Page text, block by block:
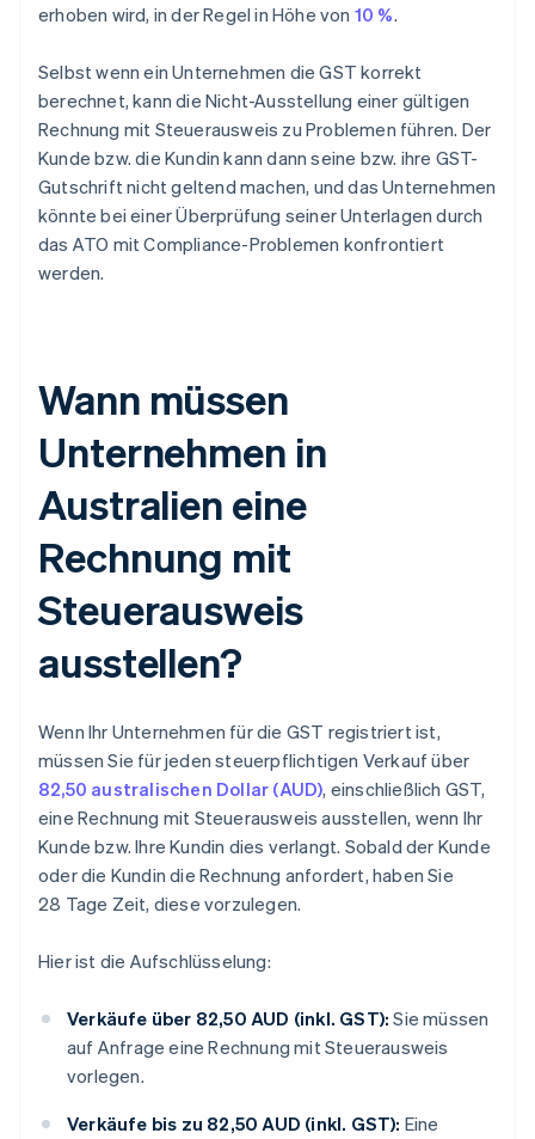
erhoben wird, in der Regel in Höhe von 10 %.
Selbst wenn ein Unternehmen die GST korrekt
berechnet, kann die Nicht-Ausstellung einer gültigen
Rechnung mit Steuerausweis zu Problemen führen. Der
Kunde bzw. die Kundin kann dann seine bzw. ihre GST-
Gutschrift nicht geltend machen, und das Unternehmen
könnte bei einer Überprüfung seiner Unterlagen durch
das ATO mit Compliance-Problemen konfrontiert
werden.
Wann müssen
Unternehmen in
Australien eine
Rechnung mit
Steuerausweis
ausstellen?
Wenn Ihr Unternehmen für die GST registriert ist,
müssen Sie für jeden steuerpflichtigen Verkauf über
82,50 australischen Dollar (AUD), einschließlich GST,
eine Rechnung mit Steuerausweis ausstellen, wenn Ihr
Kunde bzw. Ihre Kundin dies verlangt. Sobald der Kunde
oder die Kundin die Rechnung anfordert, haben Sie
28 Tage Zeit, diese vorzulegen.
Hier ist die Aufschlüsselung:
Verkäufe über 82,50 AUD (inkl. GST): Sie müssen
auf Anfrage eine Rechnung mit Steuerausweis
vorlegen.
Verkäufe bis zu 82,50 AUD (inkl. GST): Eine